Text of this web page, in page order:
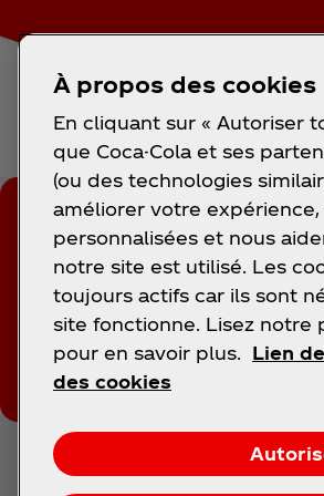
FIFA World
Be among the first to hear
FIFA World Cup 26™.
À propos des cookies
En cliquant sur « Autoriser
que Coca-Cola et ses
(ou des technologies
améliorer votre
personnalisées et nous
notre site est utilisé. Les
toujours actifs car ils sont
site fonctionne. Lisez notre
pour en savoir plus.
Lien
des cookies